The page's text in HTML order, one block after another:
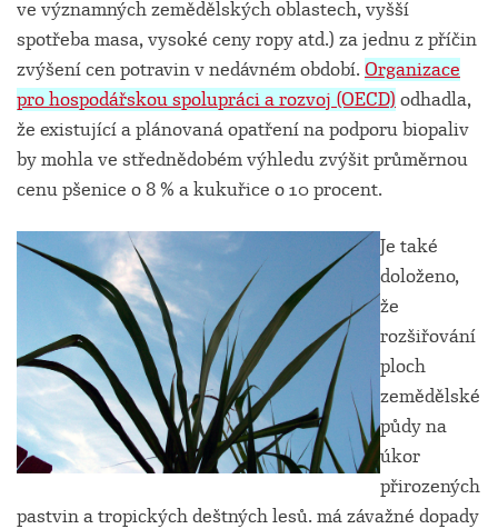
ve významných zemědělských oblastech, vyšší
spotřeba masa, vysoké ceny ropy atd.) za jednu z příčin
zvýšení cen potravin v nedávném období. Organizace
pro hospodářskou spolupráci a rozvoj (OECD) odhadla,
že existující a plánovaná opatření na podporu biopaliv
by mohla ve střednědobém výhledu zvýšit průměrnou
cenu pšenice o 8 % a kukuřice o 10 procent.
Je také
doloženo,
že
rozšiřování
ploch
zemědělské
půdy na
úkor
přirozených
pastvin a tropických deštných lesů. má závažné dopady